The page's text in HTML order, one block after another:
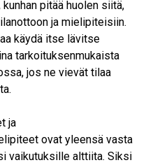
pitää huolen siitä,
ja mielipiteisiin.
käydä itse lävitse
tarkoituksenmukaista
jos ne vievät tilaa
ja
ovat yleensä vasta
vaikutuksille alttiita. Siksi